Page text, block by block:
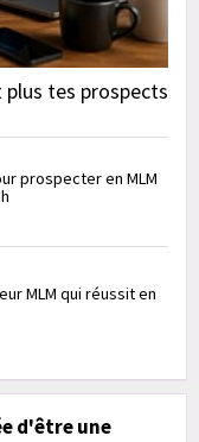
plus tes prospects
prospecter en MLM
MLM qui réussit en
d'être une